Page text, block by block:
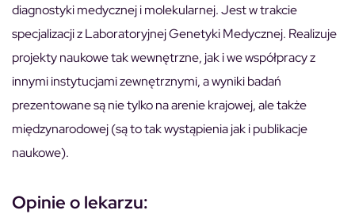
diagnostyki medycznej i molekularnej. Jest w trakcie
specjalizacji z Laboratoryjnej Genetyki Medycznej. Realizuje
projekty naukowe tak wewnętrzne, jak i we współpracy z
innymi instytucjami zewnętrznymi, a wyniki badań
prezentowane są nie tylko na arenie krajowej, ale także
międzynarodowej (są to tak wystąpienia jak i publikacje
naukowe).
Opinie o lekarzu: